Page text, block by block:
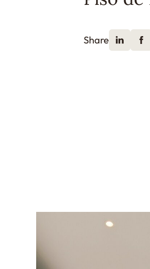
Share